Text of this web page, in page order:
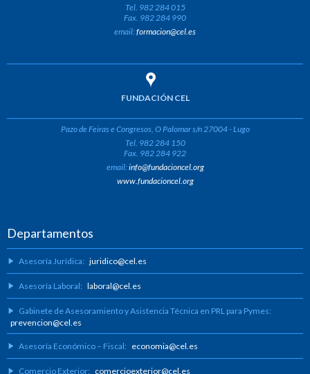
Tel. 982 284 015
Fax. 982 284 990
email:formacion@cel.es
FUNDACIÓN CEL
Pazo de Feiras e Congresos, O Palomar s/n 27004 - Lugo
Tel. 982 284 150
Fax. 982 284 922
email:info@fundacioncel.org
www.fundacioncel.org
Departamentos
Asesoría Jurídica: juridico@cel.es
Asesoría Laboral: laboral@cel.es
Gabinete de Asesoramiento y Asistencia Técnica en PRL para Pymes:
prevencion@cel.es
Asesoría Económico – Fiscal: economia@cel.es
Comercio Exterior: comercioexterior@cel.es